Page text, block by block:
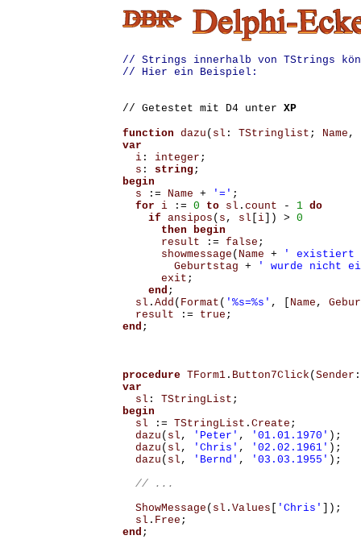
// Strings innerhalb von TStrings
// Hier ein Beispiel:
// Getestet mit D4 unter XP
function dazu ( sl : TStringlist ; Name ,
var
i: integer ;
s : string ;
begin
s
:= Name + '=' ;
for
i := 0 to sl . count - 1 do
if ansipos ( s , sl i]) > 0
then begin
result
:= false ;
showmessage ( Name +
' existiert
Geburtstag +
' wurde nicht
exit ;
end ;
sl . Add ( Format ( '%s=%s' , Name ,
result
:= true ;
end ;
procedure TForm1. Button7Click ( Sender :
var
sl : TStringList ;
begin
sl
:= TStringList . Create ;
dazu ( sl , 'Peter' , '01.01.1970' );
dazu ( sl , 'Chris' , '02.02.1961' );
dazu ( sl , 'Bernd' , '03.03.1955' );
ShowMessage ( sl . Values 'Chris'
]);
sl . Free ;
end ;